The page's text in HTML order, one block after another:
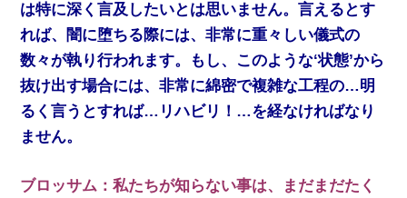
は特に深く言及したいとは思いません。言えるとす
れば、闇に堕ちる際には、非常に重々しい儀式の
数々が執り行われます。もし、このような‘状態’から
抜け出す場合には、非常に綿密で複雑な工程の…明
るく言うとすれば…リハビリ！…を経なければなり
ません。
ブロッサム：私たちが知らない事は、まだまだたく